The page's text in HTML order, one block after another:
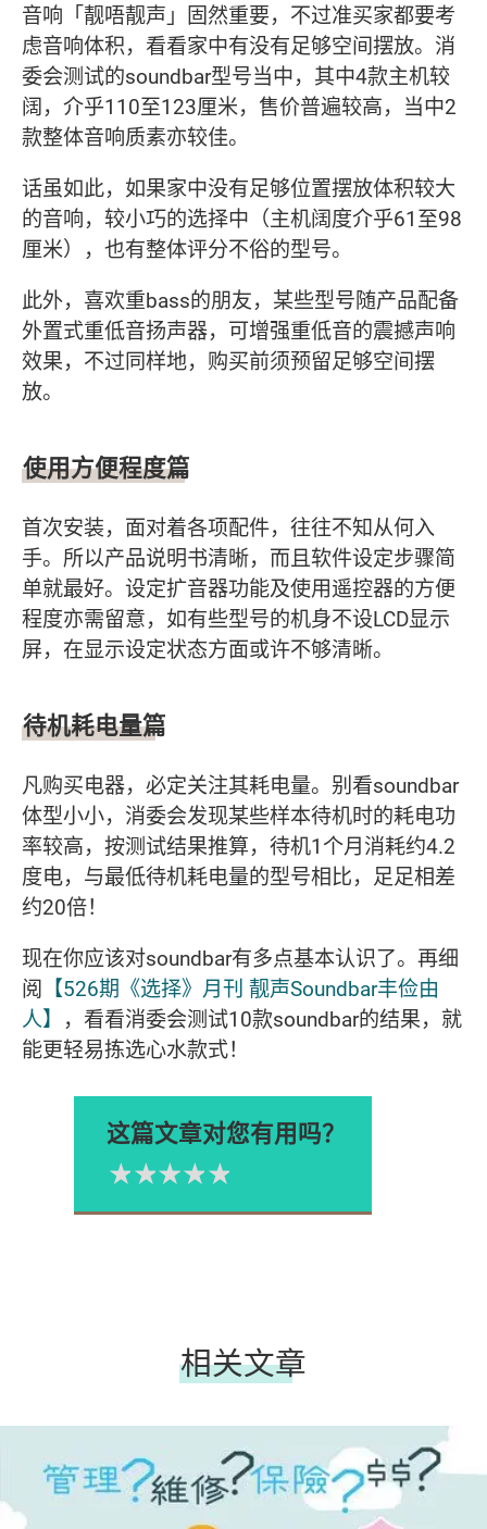
音响「靓唔靓声」固然重要，不过准买家都要考
虑音响体积，看看家中有没有足够空间摆放。消
委会测试的soundbar型号当中，其中4款主机较
阔，介乎110至123厘米，售价普遍较高，当中2
款整体音响质素亦较佳。
话虽如此，如果家中没有足够位置摆放体积较大
的音响，较小巧的选择中（主机阔度介乎61至98
厘米），也有整体评分不俗的型号。
此外，喜欢重bass的朋友，某些型号随产品配备
外置式重低音扬声器，可增强重低音的震撼声响
效果，不过同样地，购买前须预留足够空间摆
放。
使用方便程度篇
首次安装，面对着各项配件，往往不知从何入
手。所以产品说明书清晰，而且软件设定步骤简
单就最好。设定扩音器功能及使用遥控器的方便
程度亦需留意，如有些型号的机身不设LCD显示
屏，在显示设定状态方面或许不够清晰。
待机耗电量篇
凡购买电器，必定关注其耗电量。别看soundbar
体型小小，消委会发现某些样本待机时的耗电功
率较高，按测试结果推算，待机1个月消耗约4.2
度电，与最低待机耗电量的型号相比，足足相差
约20倍！
现在你应该对soundbar有多点基本认识了。再细
阅 【526期《选择》月刊 靓声Soundbar丰俭由
人】
，看看消委会测试10款soundbar的结果，就
能更轻易拣选心水款式！
这篇文章对您有用吗？
Please rate
4星
3星
2星
1星
相关文章